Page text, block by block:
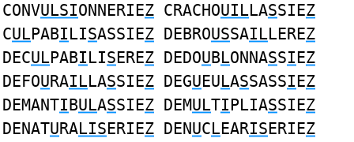
CONVULSIONNERIEZ CRACHOUILLASSIEZ
CULPABILISASSIEZ DEBROUSSAILLEREZ
DECULPABILISEREZ DEDOUBLONNASSIEZ
DEFOURAILLASSIEZ DEGUEULASSASSIEZ
DEMANTIBULASSIEZ DEMULTIPLIASSIEZ
DENATURALISERIEZ DENUCLEARISERIEZ